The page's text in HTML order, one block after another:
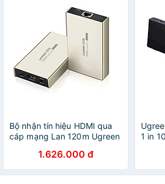
Bộ nhận tín hiệu HDMI qua
cáp mạng Lan 120m Ugreen
bộ phát mã 40283 mới dùng
được ) - Hàng chính hãng
1.626.000 đ
1 in
HÃNG